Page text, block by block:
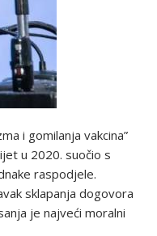
i gomilanja vakcina”
u 2020. suočio s
raspodjele.
sklapanja dogovora
je najveći moralni